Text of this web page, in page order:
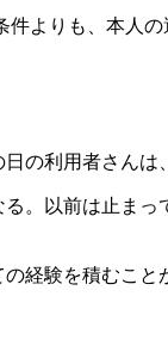
よりも、本人
の利用者さんは
。以前は止まっ
経験を積むこと